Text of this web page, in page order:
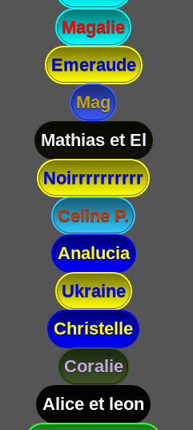
Magalie
Emeraude
Mag
Mathias et El
Noirrrrrrrrrr
Celine P.
Analucia
Ukraine
Christelle
Coralie
Alice et leon